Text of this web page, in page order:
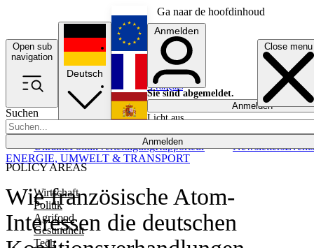
Ga naar de hoofdinhoud
Open sub
navigation
Close menu
Suchen
Anmelden
POLICY AREAS
Wirtschaft
Politik
Agrifood
Gesundheit
Tech
UkrainePolitikVerteidigungRapporteur NewslettersEvents
Deutsch
English
Français
Anmelden
Sie sind abgemeldet.
Anmelden
Licht aus
Wie französische Atom-
Interessen die deutschen
ENERGIE, UMWELT & TRANSPORT